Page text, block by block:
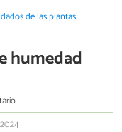
de las plantas
humedad